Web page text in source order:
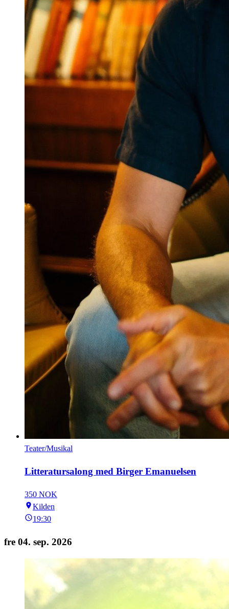
Teater/Musikal
Litteratursalong med Birger Emanuelsen
350 NOK
Kilden
19:30
fre 04. sep. 2026